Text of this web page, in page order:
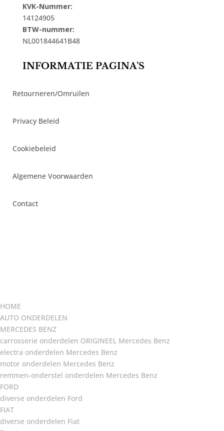
KVK-Nummer:
14124905
BTW-nummer:
NL001844641B48
INFORMATIE PAGINA’S
Retourneren/Omruilen
Privacy Beleid
Cookiebeleid
Algemene Voorwaarden
Contact
HOME
AUTO ONDERDELEN
MERCEDES BENZ
carrosserie onderdelen ORIGINEEL Mercedes Benz
electra onderdelen Mercedes Benz
motor onderdelen Mercedes Benz
remmen-onderstel onderdelen Mercedes Benz
FORD
diverse onderdelen Ford
FIAT
diverse onderdelen Fiat